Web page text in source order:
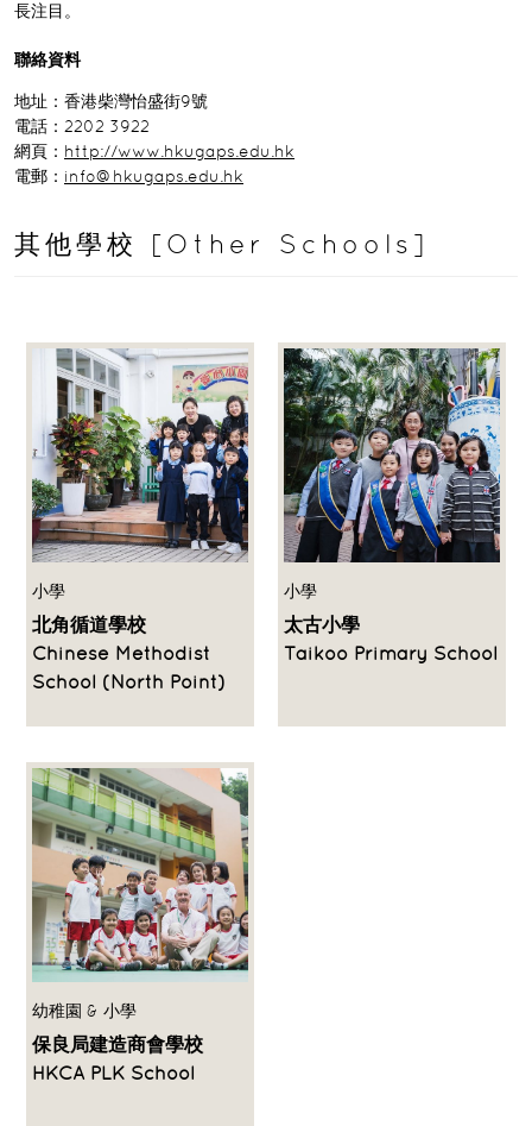
長注目。
聯絡資料
地址：香港柴灣怡盛街9號
電話：2202 3922
網頁： http://www.hkugaps.edu.hk
電郵： info@hkugaps.edu.hk
其他學校 [Other Schools]
小學
北角循道學校
Chinese Methodist
School (North Point)
小學
太古小學
Taikoo Primary School
幼稚園 & 小學
保良局建造商會學校
HKCA PLK School